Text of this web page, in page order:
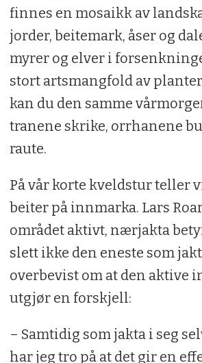
finnes en mosaikk av
jorder, beitemark, åser og
myrer og elver i
stort artsmangfold av
kan du den samme
tranene skrike, orrhanene
raute.
På vår korte kveldstur teller
beiter på innmarka. Lars
området aktivt, nærjakta
slett ikke den eneste som
overbevist om at den aktive
utgjør en forskjell:
– Samtidig som jakta i seg
har jeg tro på at det gir en